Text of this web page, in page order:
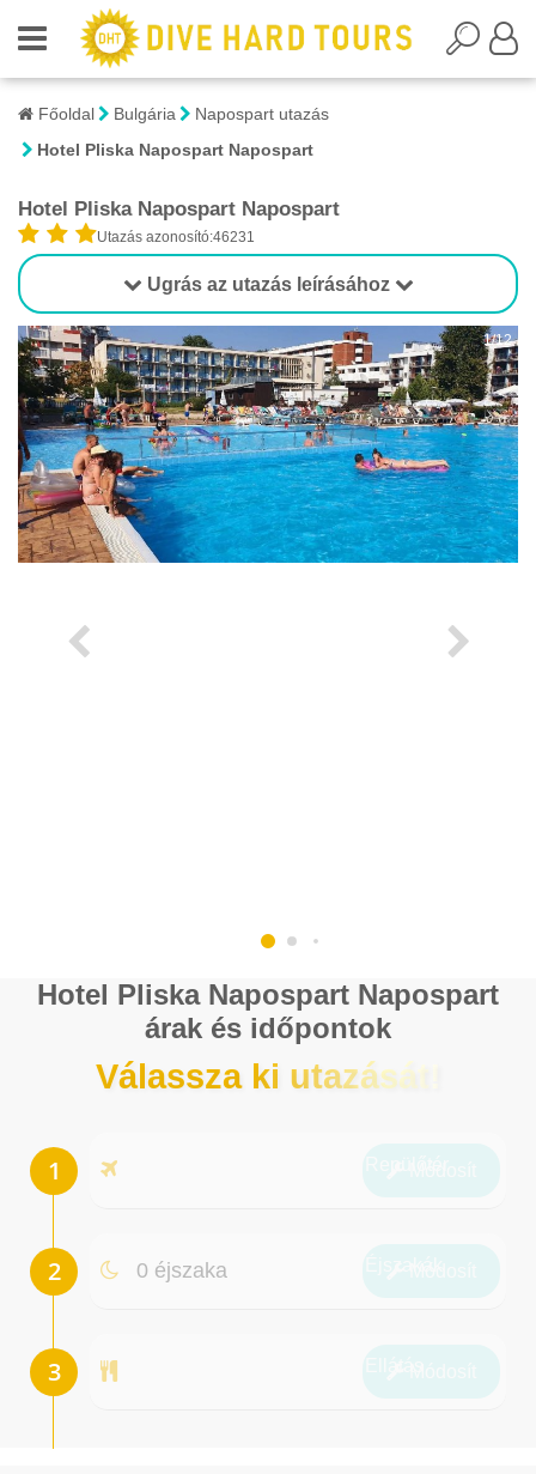
Főoldal Bulgária
Napospart utazás
Hotel Pliska Napospart Napospart
Hotel Pliska Napospart Napospart
Utazás azonosító:46231
Ugrás az utazás leírásához
1/12
Hotel Pliska Napospart Napospart
árak és időpontok
Válassza ki utazását!
0 éjszaka